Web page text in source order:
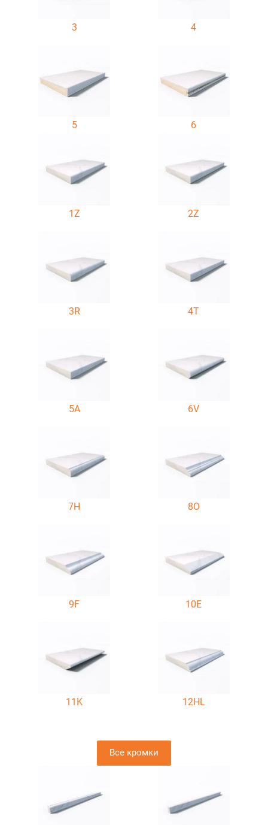
3 4
5 6
1Z 2Z
3R 4T
5A 6V
7H 8O
9F 10E
11K 12HL
Все кромки